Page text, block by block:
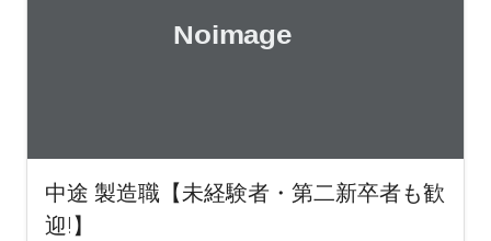
中途 製造職【未経験者・第二新卒者も歓
迎!】